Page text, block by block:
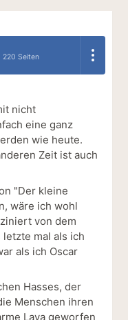
220 Seiten
nicht
eine ganz
wie heute.
Zeit ist auch
"Der kleine
wäre ich wohl
von dem
mal als ich
als ich Oscar
Hasses, der
Menschen ihren
Lava geworfen